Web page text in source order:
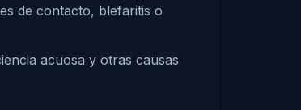
de contacto, blefaritis o
acuosa y otras causas